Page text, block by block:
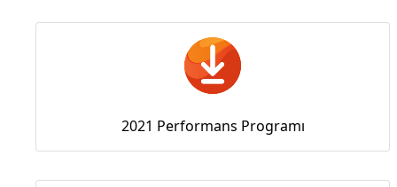
2021 Performans Programı